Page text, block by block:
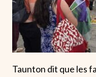
Taunton dit que les